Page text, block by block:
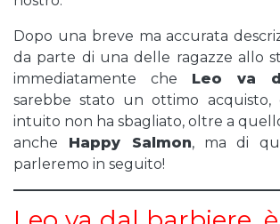
Dopo una breve ma accurata
da parte di una delle ragazze allo
immediatamente che Leo va
sarebbe stato un ottimo
intuito non ha sbagliato, oltre a
anche Happy Salmon, ma di
parleremo in seguito!